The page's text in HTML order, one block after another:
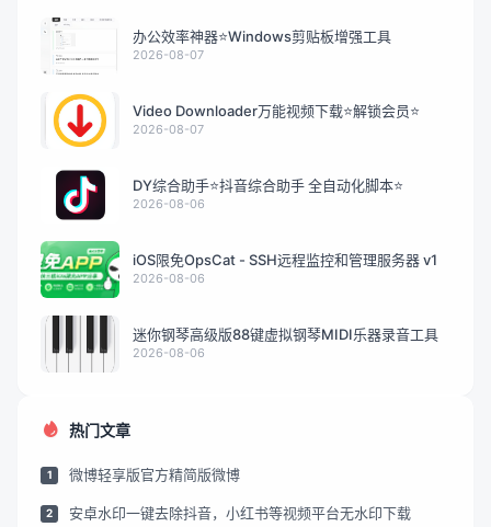
办公效率神器⭐Windows剪贴板增强工具
2026-08-07
Video Downloader万能视频下载⭐解锁会员⭐
2026-08-07
DY综合助手⭐抖音综合助手 全自动化脚本⭐
2026-08-06
iOS限免OpsCat - SSH远程监控和管理服务器 v1
2026-08-06
迷你钢琴高级版88键虚拟钢琴MIDI乐器录音工具
2026-08-06
热门文章
1 微博轻享版官方精简版微博
2 安卓水印一键去除抖音，小红书等视频平台无水印下载